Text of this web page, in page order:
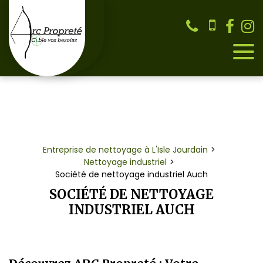
Entreprise de nettoyage à L'Isle Jourdain
Nettoyage industriel
Société de nettoyage industriel Auch
SOCIÉTÉ DE NETTOYAGE
INDUSTRIEL AUCH
Panneau de gestion des cookies